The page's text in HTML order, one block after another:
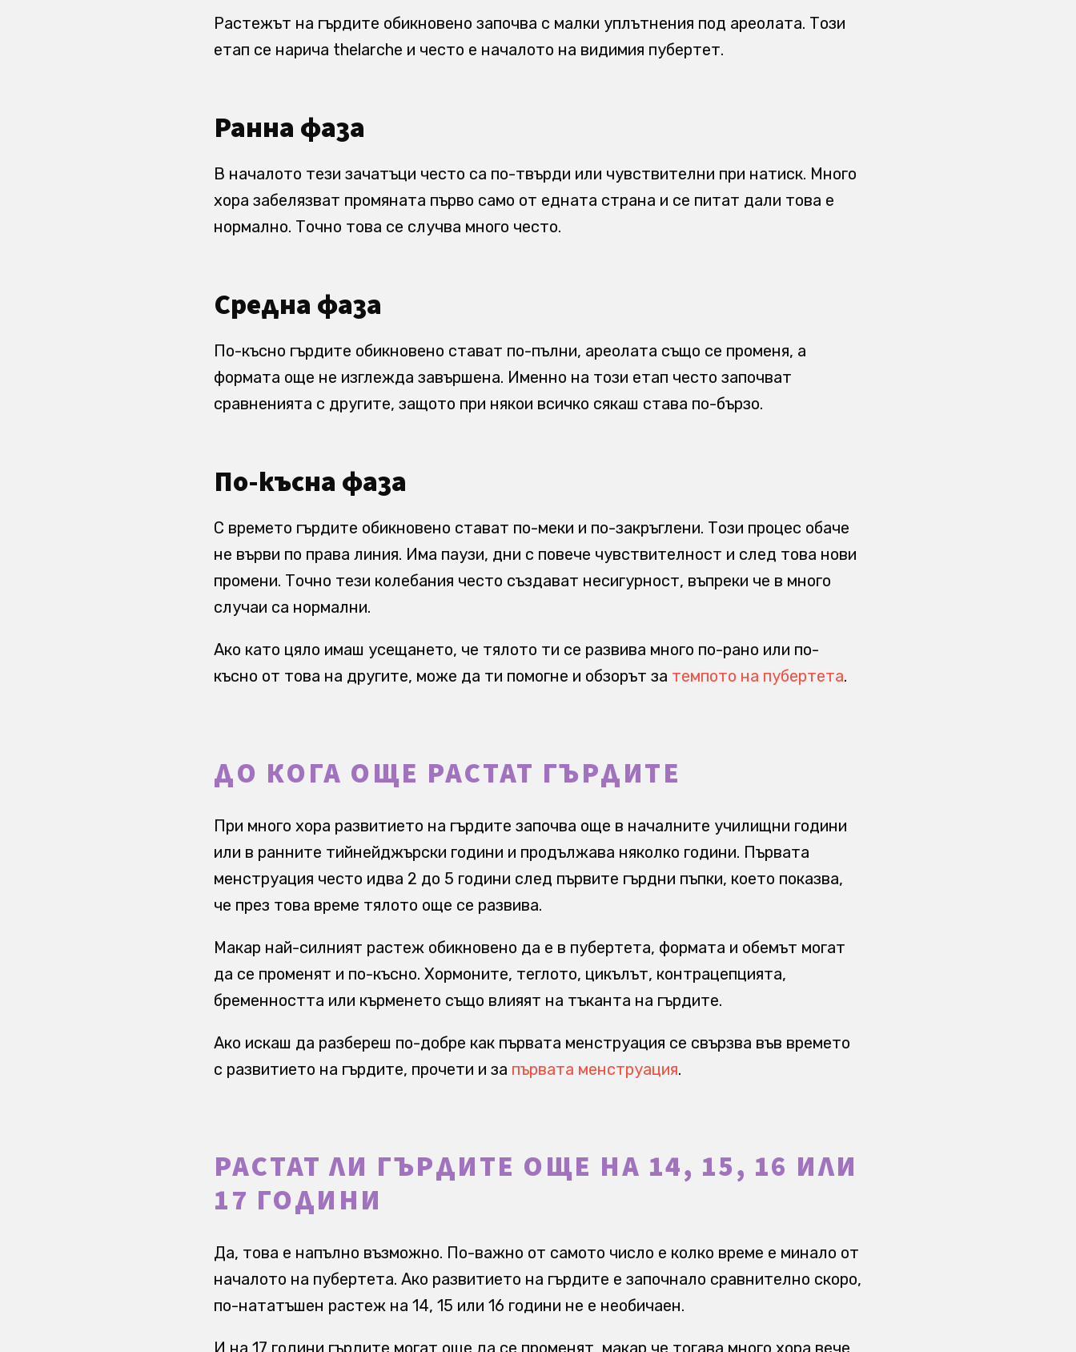
Растежът на гърдите обикновено започва с малки уплътнения под ареолата. Този
етап се нарича thelarche и често е началото на видимия пубертет.
Ранна фаза
В началото тези зачатъци често са по-твърди или чувствителни при натиск. Много
хора забелязват промяната първо само от едната страна и се питат дали това е
нормално. Точно това се случва много често.
Средна фаза
По-късно гърдите обикновено стават по-пълни, ареолата също се променя, а
формата още не изглежда завършена. Именно на този етап често започват
сравненията с другите, защото при някои всичко сякаш става по-бързо.
По-късна фаза
С времето гърдите обикновено стават по-меки и по-закръглени. Този процес обаче
не върви по права линия. Има паузи, дни с повече чувствителност и след това нови
промени. Точно тези колебания често създават несигурност, въпреки че в много
случаи са нормални.
Ако като цяло имаш усещането, че тялото ти се развива много по-рано или по-
късно от това на другите, може да ти помогне и обзорът за темпото на пубертета.
ДО КОГА ОЩЕ РАСТАТ ГЪРДИТЕ
При много хора развитието на гърдите започва още в началните училищни години
или в ранните тийнейджърски години и продължава няколко години. Първата
менструация често идва 2 до 5 години след първите гърдни пъпки, което показва,
че през това време тялото още се развива.
Макар най-силният растеж обикновено да е в пубертета, формата и обемът могат
да се променят и по-късно. Хормоните, теглото, цикълът, контрацепцията,
бременността или кърменето също влияят на тъканта на гърдите.
Ако искаш да разбереш по-добре как първата менструация се свързва във времето
с развитието на гърдите, прочети и за първата менструация.
РАСТАТ ЛИ ГЪРДИТЕ ОЩЕ НА 14, 15, 16 ИЛИ
17 ГОДИНИ
Да, това е напълно възможно. По-важно от самото число е колко време е минало от
началото на пубертета. Ако развитието на гърдите е започнало сравнително скоро,
по-нататъшен растеж на 14, 15 или 16 години не е необичаен.
И на 17 години гърдите могат още да се променят, макар че тогава много хора вече